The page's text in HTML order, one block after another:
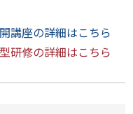
講座の詳細はこちら
研修の詳細はこちら